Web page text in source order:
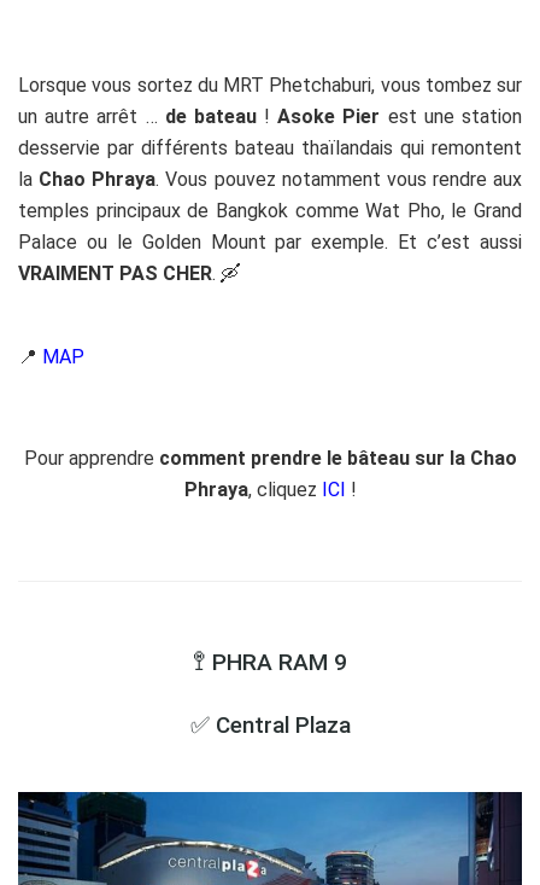
Lorsque vous sortez du MRT Phetchaburi, vous tombez sur
un autre arrêt … de bateau!Asoke Pier est une station
desservie par différents bateau thaïlandais qui remontent
la Chao Phraya. Vous pouvez notamment vous rendre aux
temples principaux de Bangkok comme Wat Pho, le Grand
Palace ou le Golden Mount par exemple. Et c’est aussi
VRAIMENT PAS CHER. 🛶
📍 MAP
Pour apprendre comment prendre le bâteau sur la Chao
Phraya, cliquez ICI !
🚏 PHRA RAM 9
✅ Central Plaza